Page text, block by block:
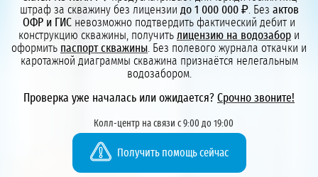
штраф за скважину без лицензии до 1 000 000 ₽. Без актов
ОФР и ГИС невозможно подтвердить фактический дебит и
конструкцию скважины, получить лицензию на водозабор и
оформить паспорт скважины . Без полевого журнала откачки и
каротажной диаграммы скважина признаётся нелегальным
водозабором.
Проверка уже началась или ожидается? Срочно звоните!
Колл-центр на связи с 9:00 до 19:00
Получить помощь сейчас